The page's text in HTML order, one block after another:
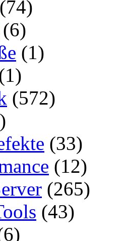
(74)
(6)
(1)
(572)
(33)
(12)
(265)
(43)